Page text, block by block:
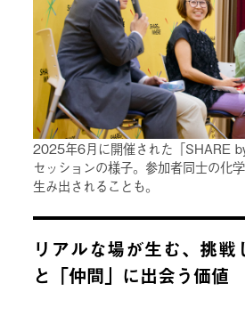
2025年6月に開催された「SHARE
セッションの様子。参加者同士の化
生み出されることも。
リアルな場が生む、挑戦
と「仲間」に出会う価値